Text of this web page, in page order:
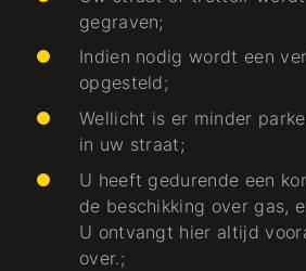
gegraven;
Indien nodig wordt een
opgesteld;
Wellicht is er minder
in uw straat;
U heeft gedurende een
de beschikking over gas,
U ontvangt hier altijd
over.;